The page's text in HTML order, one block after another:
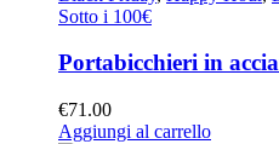
Sotto i 100€
Portabicchieri in
€71.00
Aggiungi al carrello